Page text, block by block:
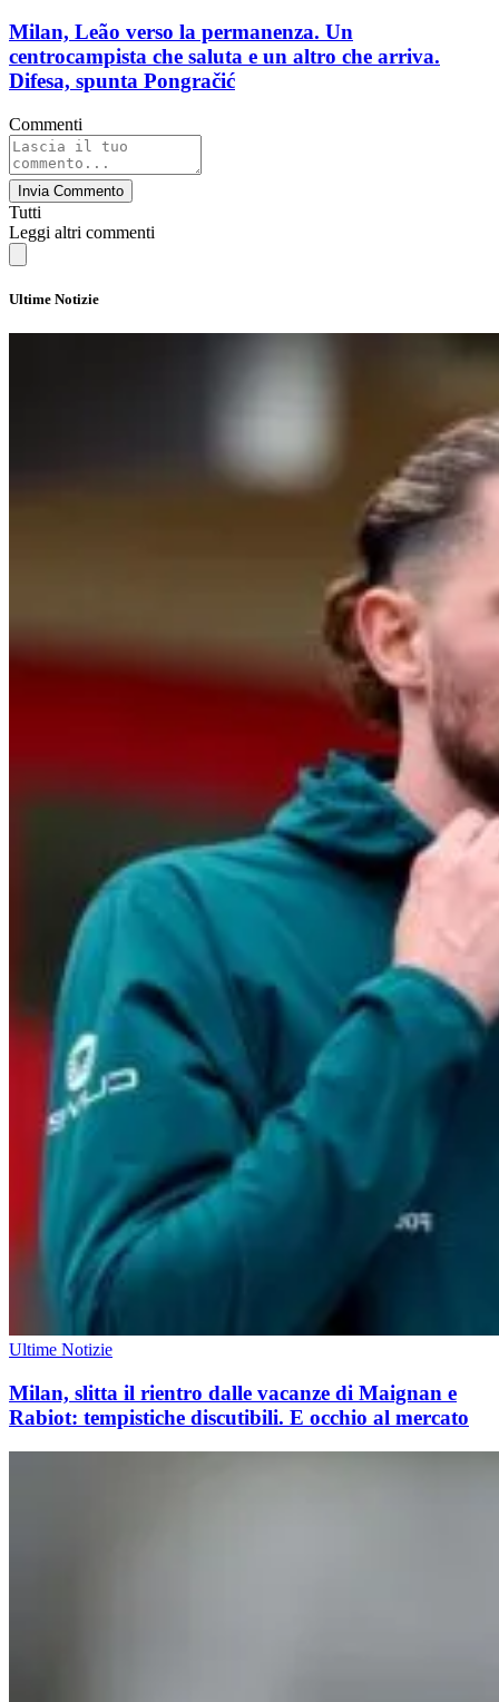
Milan, Leão verso la permanenza. Un
centrocampista che saluta e un altro che arriva.
Difesa, spunta Pongračić
Commenti
Invia Commento
Tutti
Leggi altri commenti
Ultime Notizie
Ultime Notizie
Milan, slitta il rientro dalle vacanze di Maignan e
Rabiot: tempistiche discutibili. E occhio al mercato